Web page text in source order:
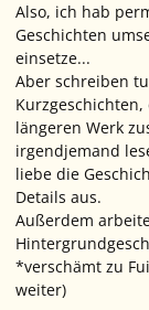
Also, ich hab
Geschichten
einsetze...
Aber schreiben
längeren Werk
irgendjemand
liebe die
Details aus.
Außerdem
*verschämt zu
weiter)